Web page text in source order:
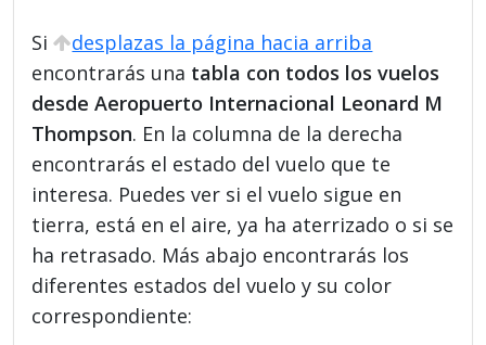
Si
desplazas la página hacia arriba
encontrarás una tabla con todos los vuelos
desde Aeropuerto Internacional Leonard M
Thompson. En la columna de la derecha
encontrarás el estado del vuelo que te
interesa. Puedes ver si el vuelo sigue en
tierra, está en el aire, ya ha aterrizado o si se
ha retrasado. Más abajo encontrarás los
diferentes estados del vuelo y su color
correspondiente: